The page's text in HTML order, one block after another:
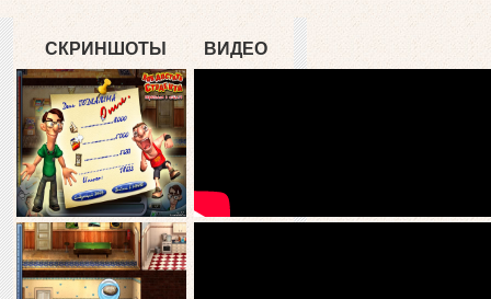
СКРИНШОТЫ ВИДЕО